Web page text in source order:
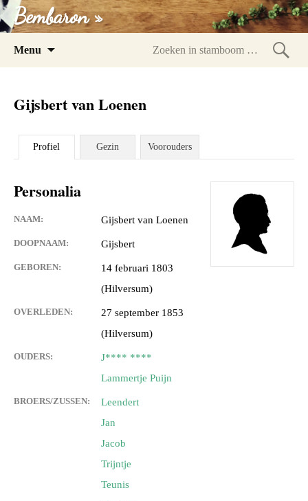
Bembaron »
Menu
Gijsbert van Loenen
Profiel Gezin Voorouders
Personalia
NAAM: Gijsbert van Loenen
DOOPNAAM: Gijsbert
GEBOREN:
14 februari 1803
(Hilversum)
OVERLEDEN:
27 september 1853
(Hilversum)
OUDERS:
J**** ****
Lammertje Puijn
BROERS/ZUSSEN:
Leendert
Jan
Jacob
Trijntje
Teunis